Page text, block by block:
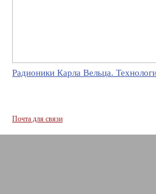
Радионики Карла Вельца.
Почта для связи